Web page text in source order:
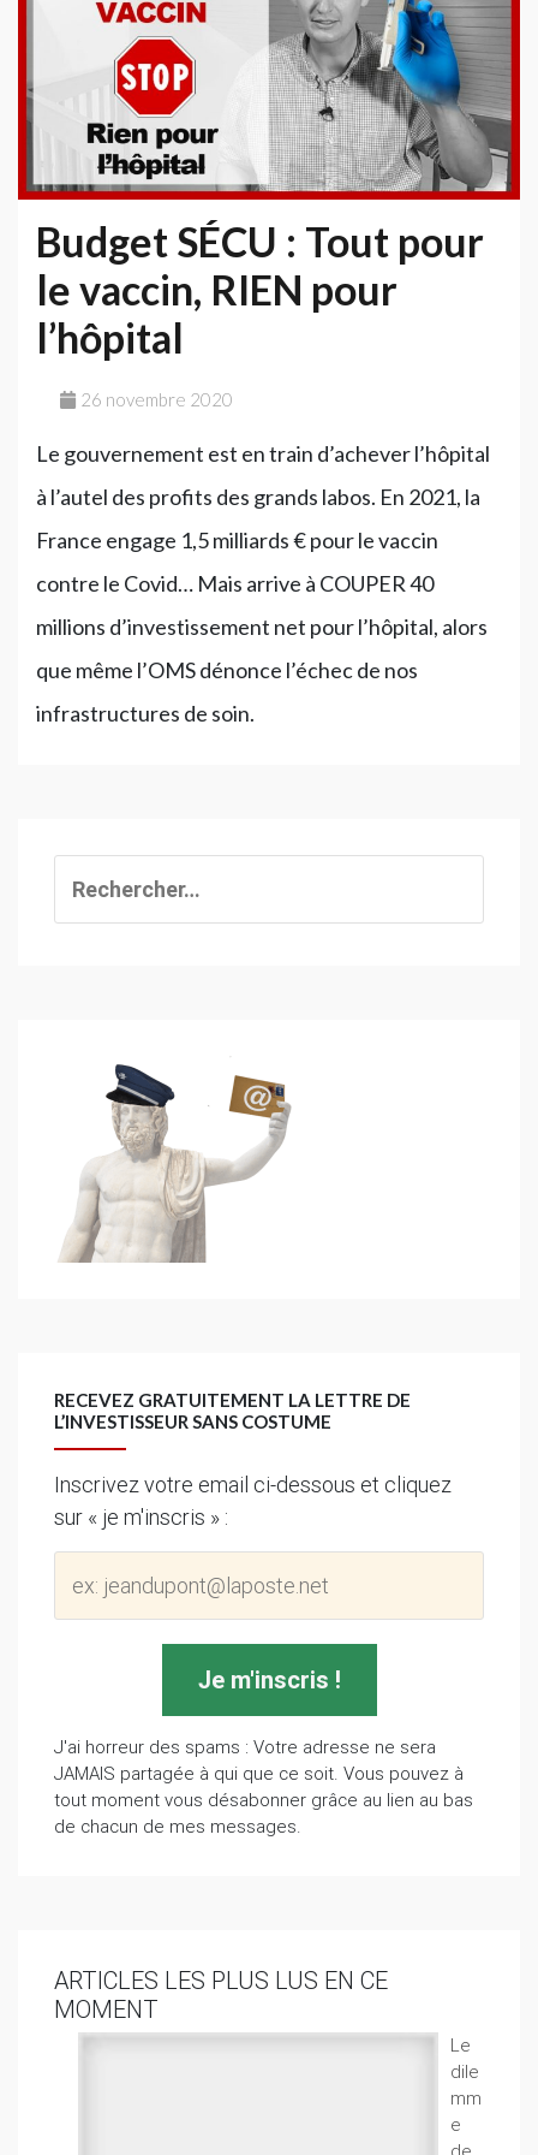
Budget SÉCU : Tout pour
le vaccin, RIEN pour
l’hôpital
26 novembre 2020
Le gouvernement est en train d’achever l’hôpital
à l’autel des profits des grands labos. En 2021, la
France engage 1,5 milliards € pour le vaccin
contre le Covid… Mais arrive à COUPER 40
millions d’investissement net pour l’hôpital, alors
que même l’OMS dénonce l’échec de nos
infrastructures de soin.
RECEVEZ GRATUITEMENT LA LETTRE DE
L’INVESTISSEUR SANS COSTUME
Inscrivez votre email ci-dessous et cliquez
sur « je m'inscris » :
J'ai horreur des spams : Votre adresse ne sera
JAMAIS partagée à qui que ce soit. Vous pouvez à
tout moment vous désabonner grâce au lien au bas
de chacun de mes messages.
ARTICLES LES PLUS LUS EN CE
MOMENT
Le
dile
mm
e